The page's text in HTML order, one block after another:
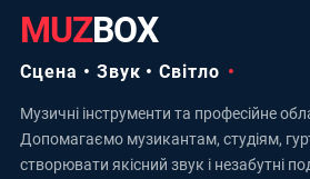
MUZBOX
Сцена • Звук • Світло
Музичні інструменти та професійне
Допомагаємо музикантам, студіям,
створювати якісний звук і незабутні